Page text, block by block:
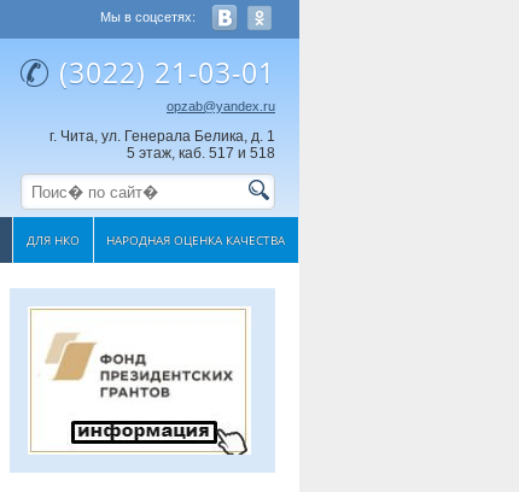
Мы в соцсетях:
(3022) 21-03-01
opzab@yandex.ru
г. Чита, ул. Генерала Белика, д. 1
5 этаж, каб. 517 и 518
ДЛЯ НКО НАРОДНАЯ ОЦЕНКА КАЧЕСТВА